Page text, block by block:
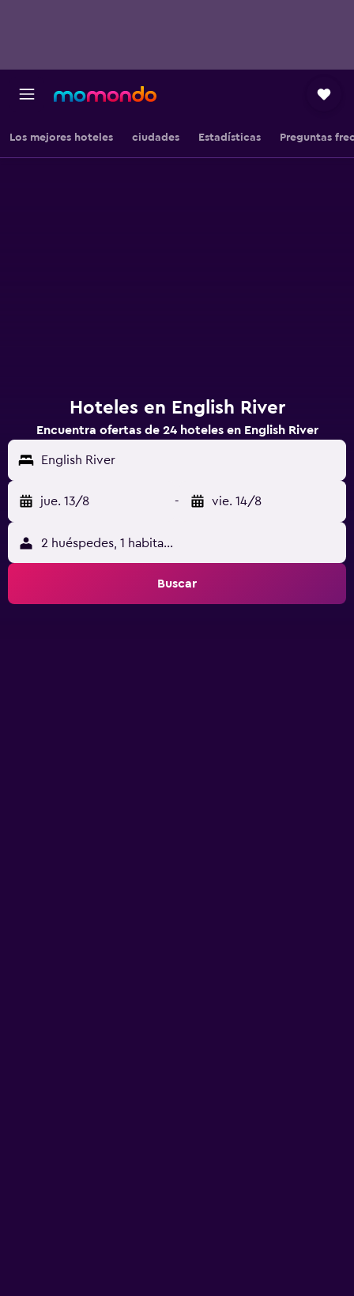
Los mejores hoteles ciudades Estadísticas Preguntas
Hoteles en English River
Encuentra ofertas de 24 hoteles en English River
English River
jue. 13/8 - vie. 14/8
2 huéspedes, 1 habitación
Buscar